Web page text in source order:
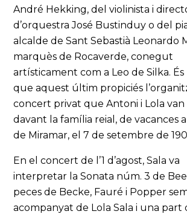
André Hekking, del violinista i
d’orquestra José Bustinduy o del
alcalde de Sant Sebastià Leonardo
marquès de Rocaverde, conegut
artísticament com a Leo de Silka.
que aquest últim propiciés
concert privat que Antoni i Lola
davant la família reial, de vacances
de Miramar, el 7 de setembre de
En el concert de l’1 d’agost, Sala va
interpretar la Sonata núm. 3 de
peces de Becke, Fauré i Popper
acompanyat de Lola Sala i una part